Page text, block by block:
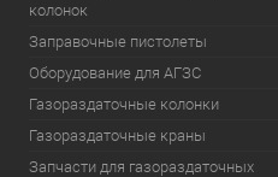
колонок
Заправочные пистолеты
Оборудование для АГЗС
Газораздаточные колонки
Газораздаточные краны
Запчасти для газораздаточных